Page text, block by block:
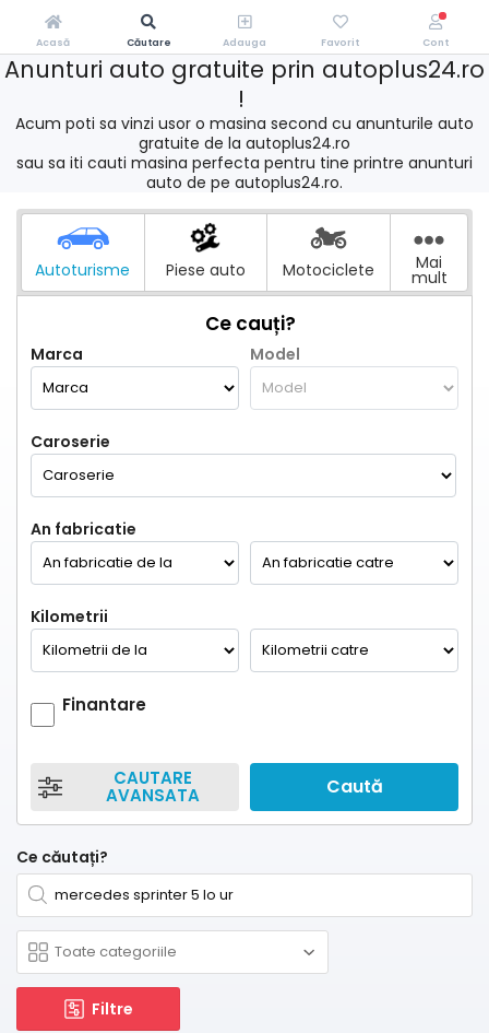
Anunturi auto gratuite prin autoplus24.ro
!
Acum poti sa vinzi usor o masina second cu anunturile auto
gratuite de la autoplus24.ro
sau sa iti cauti masina perfecta pentru tine printre anunturi
auto de pe autoplus24.ro.
Autoturisme Piese auto Motociclete Mai
mult
Ce cauți?
Marca Model
Caroserie
An fabricatie
Kilometrii
Finantare
CAUTARE
AVANSATA Caută
Ce căutați?
Filtre
Acasă Căutare Adauga Favorit Cont